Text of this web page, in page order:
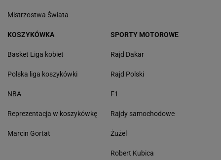
Mistrzostwa Świata
KOSZYKÓWKA
Basket Liga kobiet
Polska liga koszykówki
NBA
Reprezentacja w koszykówkę
Marcin Gortat
SPORTY MOTOROWE
Rajd Dakar
Rajd Polski
F1
Rajdy samochodowe
Żużel
Robert Kubica